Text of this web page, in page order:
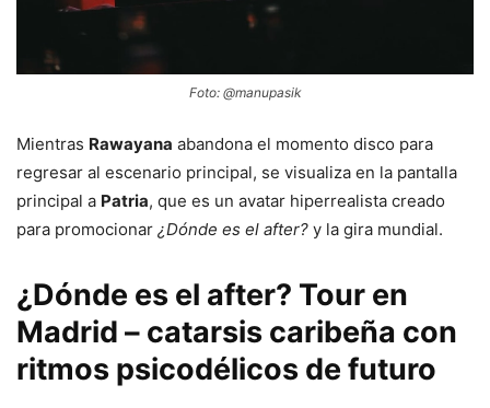
Foto: @manupasik
Mientras Rawayana abandona el momento disco para
regresar al escenario principal, se visualiza en la pantalla
principal a Patria, que es un avatar hiperrealista creado
para promocionar ¿Dónde es el after? y la gira mundial.
¿Dónde es el after? Tour en
Madrid – catarsis caribeña con
ritmos psicodélicos de futuro